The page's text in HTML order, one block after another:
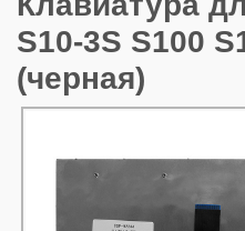
S10-3S S100
(черная)